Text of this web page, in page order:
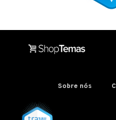
Sobre nós